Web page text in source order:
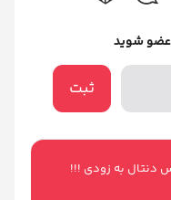
عضو شوید
ثبت
دنتال به زودی !!!